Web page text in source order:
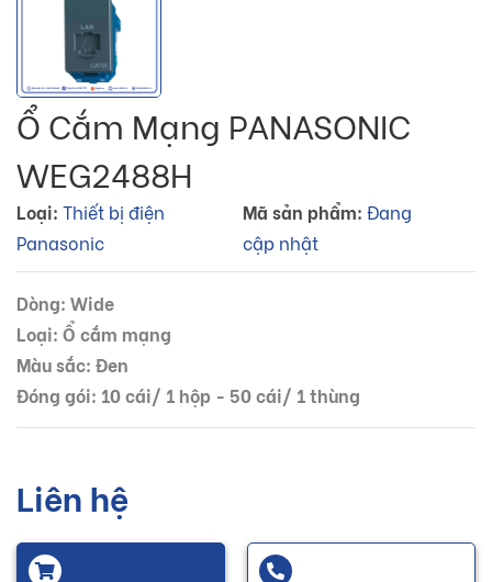
Ổ Cắm Mạng PANASONIC
WEG2488H
Loại: Thiết bị điện
Panasonic
Mã sản phẩm: Đang
cập nhật
Dòng: Wide
Loại: Ổ cắm mạng
Màu sắc: Đen
Đóng gói: 10 cái/ 1 hộp - 50 cái/ 1 thùng
Liên hệ